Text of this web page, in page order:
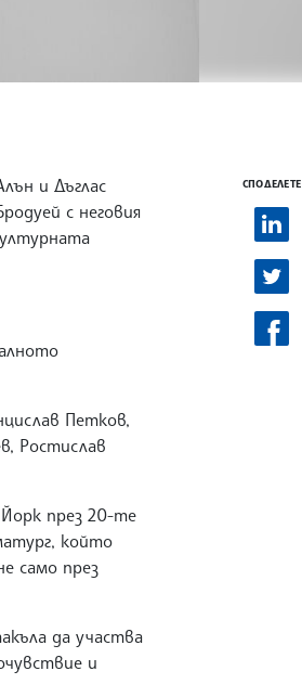
и Дъглас
с неговия
Петков,
Ростислав
през 20-те
който
само през
да участва
и
СПОДЕЛЕТЕ